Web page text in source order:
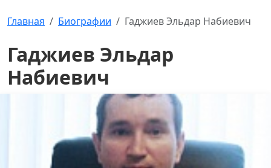
Главная Биографии Гаджиев Эльдар Набиевич
Гаджиев Эльдар
Набиевич